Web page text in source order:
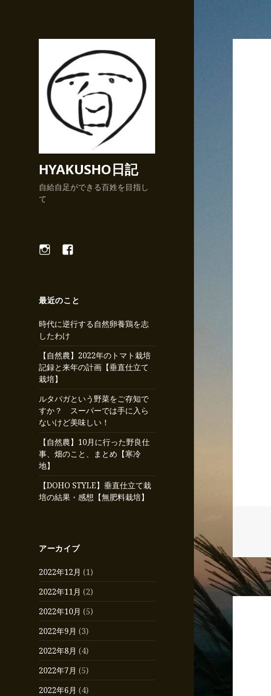
HYAKUSHO日記
自給自足ができる百姓を目指し
て
InstagramFacebook
最近のこと
時代に逆行する自然卵養鶏を志
したわけ
【自然農】2022年のトマト栽培
記録と来年の計画【垂直仕立て
栽培】
ルタバガという野菜をご存知で
すか？ スーパーでは手に入ら
ないけど美味しい！
【自然農】10月に行った野良仕
事、畑のこと、まとめ【寒冷
地】
【DOHO STYLE】垂直仕立て栽
培の結果・感想【無肥料栽培】
アーカイブ
2022年12月 (1)
2022年11月 (2)
2022年10月 (5)
2022年9月 (3)
2022年8月 (4)
2022年7月 (5)
2022年6月 (4)